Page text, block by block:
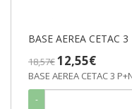
BASE AEREA CETAC
18,57€12,55€
BASE AEREA CETAC 3
-